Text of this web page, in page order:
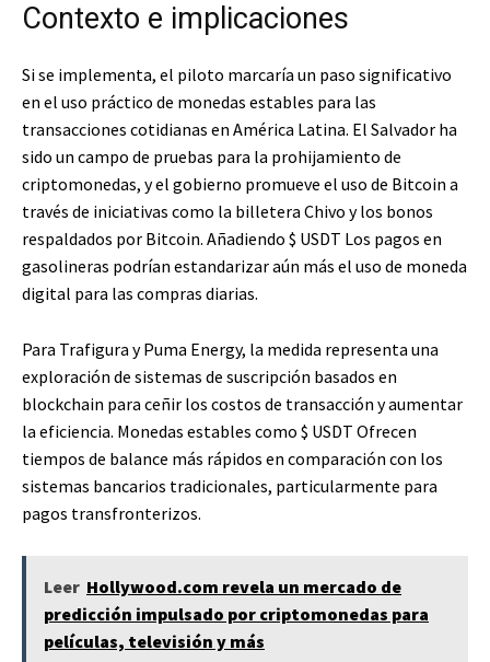
Contexto e implicaciones
Si se implementa, el piloto marcaría un paso significativo
en el uso práctico de monedas estables para las
transacciones cotidianas en América Latina. El Salvador ha
sido un campo de pruebas para la prohijamiento de
criptomonedas, y el gobierno promueve el uso de Bitcoin a
través de iniciativas como la billetera Chivo y los bonos
respaldados por Bitcoin. Añadiendo $ USDT Los pagos en
gasolineras podrían estandarizar aún más el uso de moneda
digital para las compras diarias.
Para Trafigura y Puma Energy, la medida representa una
exploración de sistemas de suscripción basados ​​en
blockchain para ceñir los costos de transacción y aumentar
la eficiencia. Monedas estables como $ USDT Ofrecen
tiempos de balance más rápidos en comparación con los
sistemas bancarios tradicionales, particularmente para
pagos transfronterizos.
Leer Hollywood.com revela un mercado de
predicción impulsado por criptomonedas para
películas, televisión y más